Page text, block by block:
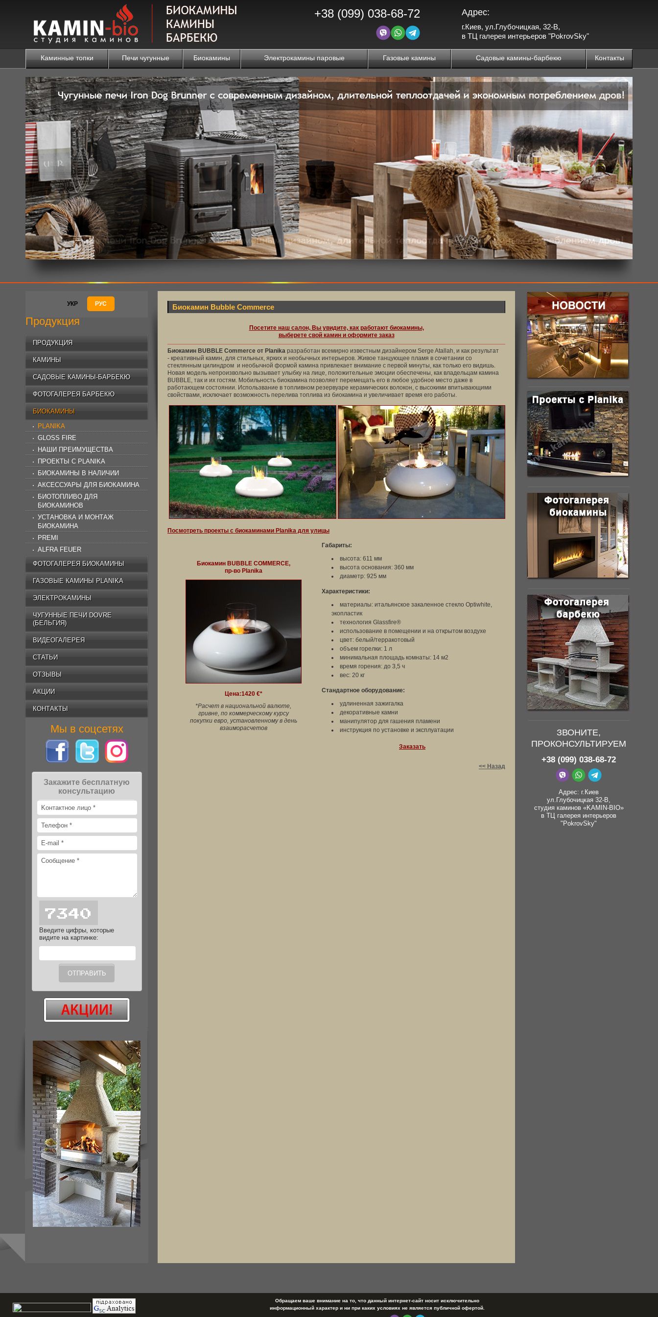
+38 (099) 038-68-72 Адрес:
г.Киев, ул.Глубочицкая, 32-В,
в ТЦ галерея интерьеров "PokrovSky"
Каминные топки Печи чугунные Биокамины Электрокамины паровые Газовые камины Садовые камины-барбекю Контакты
УКР РУС
Продукция
ПРОДУКЦИЯ
КАМИНЫ
САДОВЫЕ КАМИНЫ-БАРБЕКЮ
ФОТОГАЛЕРЕЯ БАРБЕКЮ
БИОКАМИНЫ
PLANIKA
GLOSS FIRE
НАШИ ПРЕИМУЩЕСТВА
ПРОЕКТЫ C PLANIKA
БИОКАМИНЫ В НАЛИЧИИ
АКСЕССУАРЫ ДЛЯ БИОКАМИНА
БИОТОПЛИВО ДЛЯ
БИОКАМИНОВ
УСТАНОВКА И МОНТАЖ
БИОКАМИНА
PREMI
ALFRA FEUER
ФОТОГАЛЕРЕЯ БИОКАМИНЫ
ГАЗОВЫЕ КАМИНЫ PLANIKA
ЭЛЕКТРОКАМИНЫ
ЧУГУННЫЕ ПЕЧИ DOVRE
(БЕЛЬГИЯ)
ВИДЕОГАЛЕРЕЯ
СТАТЬИ
ОТЗЫВЫ
АКЦИИ
КОНТАКТЫ
Мы в соцсетях
Закажите бесплатную
консультацию
Введите цифры, которые
видите на картинке:
Биокамин Bubble Commerce
Посетите наш салон, Вы увидите, как работают биокамины,
выберете свой камин и оформите заказ
Биокамин BUBBLE Commerce от Planika разработан всемирно известным дизайнером Serge Atallah, и как результат
- креативный камин, для стильных, ярких и необычных интерьеров. Живое танцующее пламя в сочетании со
стеклянным цилиндром и необычной формой камина привлекает внимание с первой минуты, как только его видишь.
Новая модель непроизвольно вызывает улыбку на лице, положительные эмоции обеспечены, как владельцам камина
BUBBLE, так и их гостям. Мобильность биокамина позволяет перемещать его в любое удобное место даже в
работающем состоянии. Использвание в топливном резервуаре керамических волокон, с высокими впитывающими
свойствами, исключает возможность перелива топлива из биокамина и увеличивает время его работы.
Посмотреть проекты с биокаминами Planika для улицы
Биокамин BUBBLE COMMERCE,
пр-во Planika
Цена:1420 €*
*Расчет в национальной валюте,
гривне, по коммерческому курсу
покупки евро, установленному в день
взаиморасчетов
Габариты:
высота: 611 мм
высота основания: 360 мм
диаметр: 925 мм
Характеристики:
материалы: итальянское закаленное стекло Optiwhite,
экопластик
технология Glassfire®
использование в помещении и на открытом воздухе
цвет: белый/терракотовый
объем горелки: 1 л
минимальная площадь комнаты: 14 м2
время горения: до 3,5 ч
вес: 20 кг
Стандартное оборудование:
удлиненная зажигалка
декоративные камни
манипулятор для гашения пламени
инструкция по установке и эксплуатации
Заказать
<< Назад
ЗВОНИТЕ,
ПРОКОНСУЛЬТИРУЕМ
+38 (099) 038-68-72
Адрес: г.Киев
ул.Глубочицкая 32-В,
студия каминов «KAMIN-BIO»
в ТЦ галерея интерьеров
"PokrovSky"
Обращаем ваше внимание на то, что данный интернет-сайт носит исключительно
информационный характер и ни при каких условиях не является публичной офертой.